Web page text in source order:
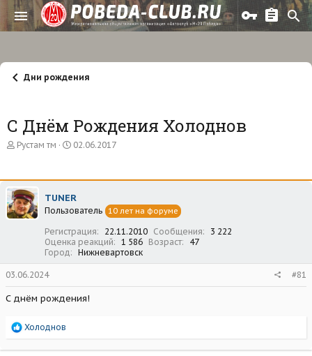
Дни рождения
С Днём Рождения Холоднов
А
о
р
т
е
Рустам тм
Д
а
а
ч
л
а
02.06.2017
TUNER
Пользователь 10 лет на форуме
Регистрация 22.11.2010 Сообщения
3 222
Оценка реакций
1 586 Возраст
47
Город
Нижневартовск
03.06.2024 #81
С днём рождения!
Р
а
Холоднов